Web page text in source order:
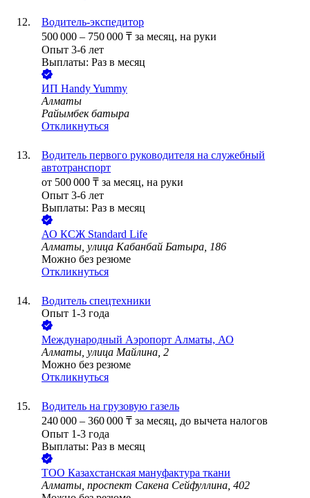
Водитель-экспедитор
500 000 – 750 000 ₸ за месяц, на руки
Опыт 3-6 лет
Выплаты: Раз в месяц
ИП Handy Yummy
Алматы
Райымбек батыра
Откликнуться
Водитель первого руководителя на служебный
автотранспорт
от 500 000 ₸ за месяц, на руки
Опыт 3-6 лет
Выплаты: Раз в месяц
АО КСЖ Standard Life
Алматы, улица Кабанбай Батыра, 186
Можно без резюме
Откликнуться
Водитель спецтехники
Опыт 1-3 года
Международный Аэропорт Алматы, АО
Алматы, улица Майлина, 2
Можно без резюме
Откликнуться
Водитель на грузовую газель
240 000 – 360 000 ₸ за месяц, до вычета налогов
Опыт 1-3 года
Выплаты: Раз в месяц
ТОО Казахстанская мануфактура ткани
Алматы, проспект Сакена Сейфуллина, 402